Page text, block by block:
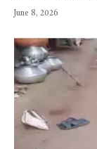
June 8, 2026